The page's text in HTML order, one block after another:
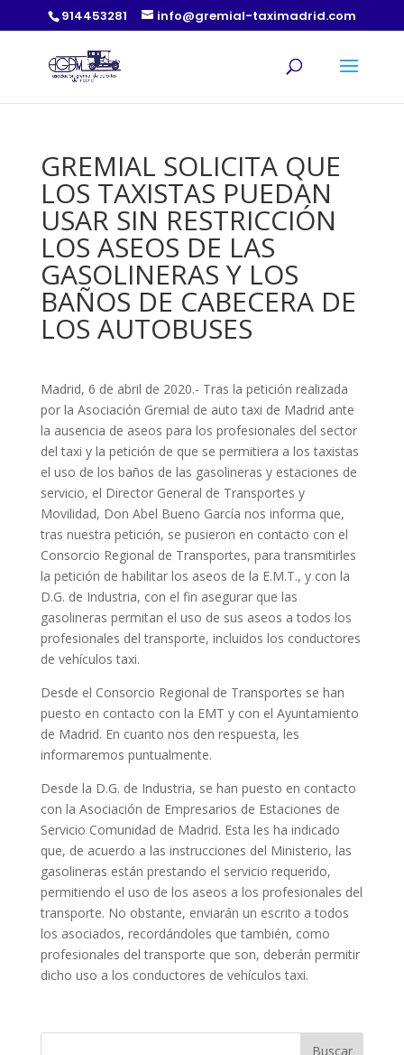
914453281 info@gremial-taximadrid.com
GREMIAL SOLICITA QUE
LOS TAXISTAS PUEDAN
USAR SIN RESTRICCIÓN
LOS ASEOS DE LAS
GASOLINERAS Y LOS
BAÑOS DE CABECERA DE
LOS AUTOBUSES
Madrid, 6 de abril de 2020.- Tras la petición realizada
por la Asociación Gremial de auto taxi de Madrid ante
la ausencia de aseos para los profesionales del sector
del taxi y la petición de que se permitiera a los taxistas
el uso de los baños de las gasolineras y estaciones de
servicio, el Director General de Transportes y
Movilidad, Don Abel Bueno García nos informa que,
tras nuestra petición, se pusieron en contacto con el
Consorcio Regional de Transportes, para transmitirles
la petición de habilitar los aseos de la E.M.T., y con la
D.G. de Industria, con el fin asegurar que las
gasolineras permitan el uso de sus aseos a todos los
profesionales del transporte, incluidos los conductores
de vehículos taxi.
Desde el Consorcio Regional de Transportes se han
puesto en contacto con la EMT y con el Ayuntamiento
de Madrid. En cuanto nos den respuesta, les
informaremos puntualmente.
Desde la D.G. de Industria, se han puesto en contacto
con la Asociación de Empresarios de Estaciones de
Servicio Comunidad de Madrid. Esta les ha indicado
que, de acuerdo a las instrucciones del Ministerio, las
gasolineras están prestando el servicio requerido,
permitiendo el uso de los aseos a los profesionales del
transporte. No obstante, enviarán un escrito a todos
los asociados, recordándoles que también, como
profesionales del transporte que son, deberán permitir
dicho uso a los conductores de vehículos taxi.